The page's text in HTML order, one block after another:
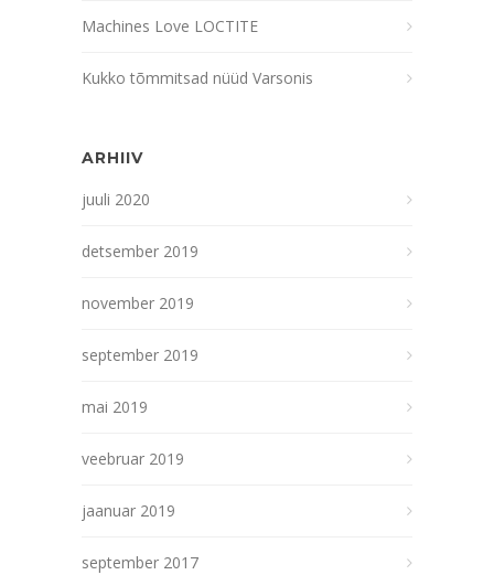
Machines Love LOCTITE
Kukko tõmmitsad nüüd Varsonis
ARHIIV
juuli 2020
detsember 2019
november 2019
september 2019
mai 2019
veebruar 2019
jaanuar 2019
september 2017